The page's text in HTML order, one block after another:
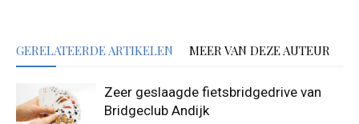
GERELATEERDE ARTIKELEN MEER VAN DEZE AUTEUR
Zeer geslaagde fietsbridgedrive van
Bridgeclub Andijk